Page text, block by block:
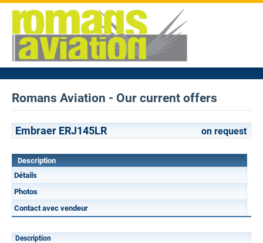
Romans Aviation - Our current offers
Embraer ERJ145LR on request
Description
Détails
Photos
Contact avec vendeur
Description